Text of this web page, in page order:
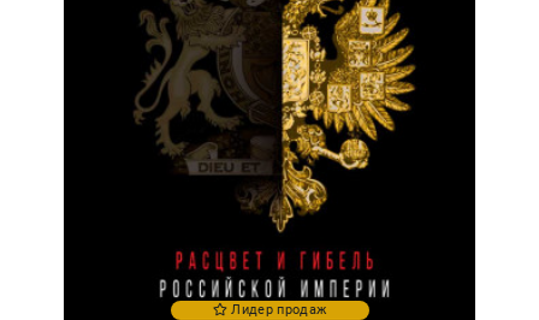
Лидер продаж